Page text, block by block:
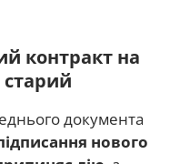
контракт на
документа
нового